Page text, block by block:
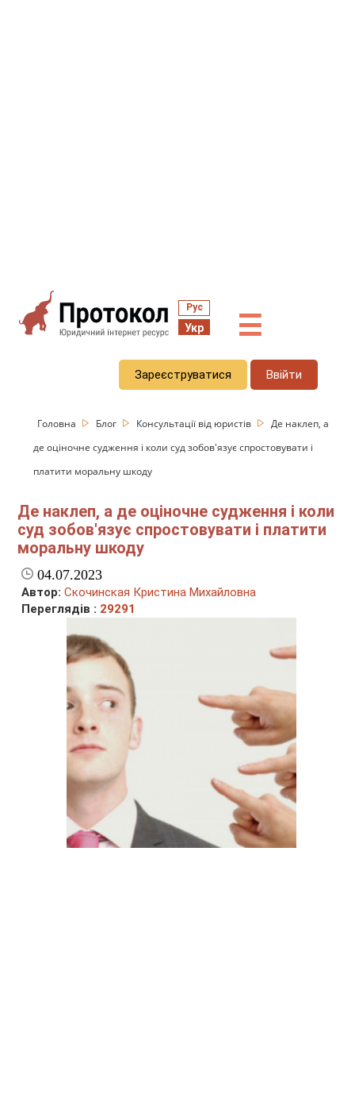
Рус
Укр ☰
Зареєструватися Ввійти
Головна Блог Консультації від юристів
Де наклеп, а
де оціночне судження і коли суд зобов'язує спростовувати і
платити моральну шкоду
Де наклеп, а де оціночне судження і коли
суд зобов'язує спростовувати і платити
моральну шкоду
04.07.2023
Автор: Скочинская Кристина Михайловна
Переглядів : 29291